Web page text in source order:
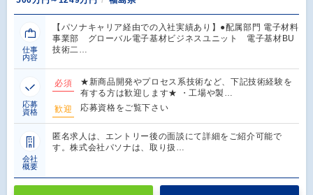
仕事
内容
【パソナキャリア経由での入社実績あり】●配属部門 電子材料
事業部 グローバル電子基材ビジネスユニット 電子基材BU
技術二…
応募
資格
必須
★新商品開発やプロセス系技術など、下記技術経験を
有する方は歓迎します★ ・工場や製…
歓迎
応募資格をご覧下さい
会社
概要
匿名求人は、エントリー後の面談にて詳細をご紹介可能で
す。株式会社パソナは、取り扱…